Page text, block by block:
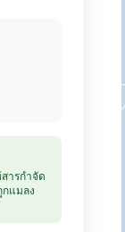
ารกำจัด
แมลง